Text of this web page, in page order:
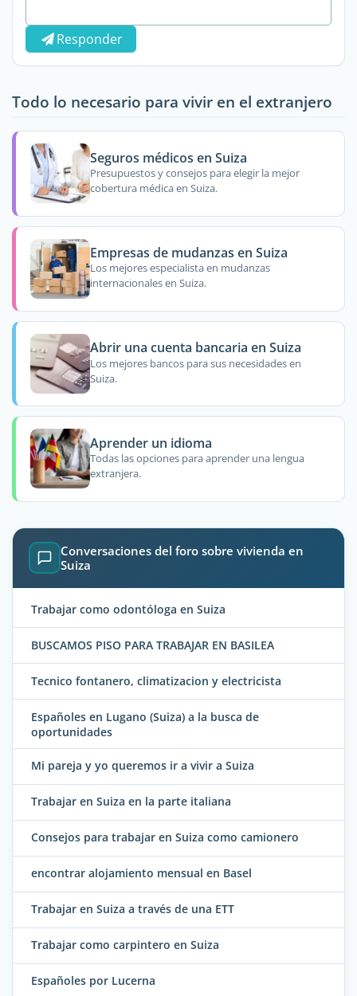
Responder
Todo lo necesario para vivir en el extranjero
Seguros médicos en Suiza
Presupuestos y consejos para elegir la mejor
cobertura médica en Suiza.
Empresas de mudanzas en Suiza
Los mejores especialista en mudanzas
internacionales en Suiza.
Abrir una cuenta bancaria en Suiza
Los mejores bancos para sus necesidades en
Suiza.
Aprender un idioma
Todas las opciones para aprender una lengua
extranjera.
Conversaciones del foro sobre vivienda en
Suiza
Trabajar como odontóloga en Suiza
BUSCAMOS PISO PARA TRABAJAR EN BASILEA
Tecnico fontanero, climatizacion y electricista
Españoles en Lugano (Suiza) a la busca de
oportunidades
Mi pareja y yo queremos ir a vivir a Suiza
Trabajar en Suiza en la parte italiana
Consejos para trabajar en Suiza como camionero
encontrar alojamiento mensual en Basel
Trabajar en Suiza a través de una ETT
Trabajar como carpintero en Suiza
Españoles por Lucerna